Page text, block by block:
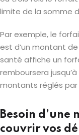
limite de la somme
Par exemple, le
est d’un montant
santé affiche un
remboursera
montants réglés par
Besoin
couvrir vos